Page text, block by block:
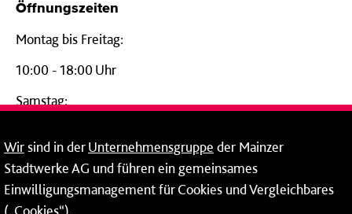
Öffnungszeiten
Montag bis Freitag:
10:00 - 18:00 Uhr
Samstag:
24-Stunden-Telefon*
06131 – 12 77 77
Wirsind in derUnternehmensgruppe der Mainzer
Stadtwerke AG und führen ein gemeinsames
Einwilligungsmanagement für Cookies und Vergleichbares
(„Cookies“).